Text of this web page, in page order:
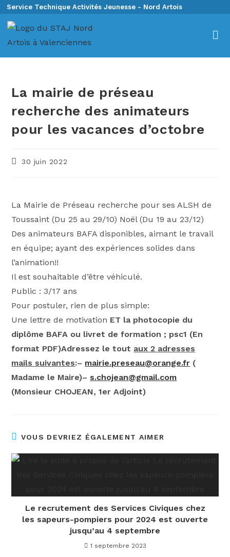
Service Technique Activités Jeunesse - Nord Artois
La mairie de préseau
recherche des animateurs
pour les vacances d’octobre
30 juin 2022
La Mairie de Préseau recherche pour ses ALSH de
Toussaint (Du 25 au 29/10) Noël (Du 19 au 23/12)
Des animateurs BAFA disponibles, aimant le travail
en équipe; ayant des expériences solides dans
l’animation!!
Il est souhaitable d’être véhiculé.
Public : 3/17 ans
Pour postuler, rien de plus simple:
Une lettre de motivation ET la photocopie du
diplôme BAFA ou livret de formation ; psc1 (En
format PDF)Adressez le tout aux 2 adresses
mails suivantes:– mairie.preseau@orange.fr (
Madame le Maire)– s.chojean@gmail.com
(Monsieur CHOJEAN, 1er Adjoint)
VOUS DEVRIEZ ÉGALEMENT AIMER
Le recrutement des Services Civiques chez
les sapeurs-pompiers pour 2024 est ouverte
jusqu’au 4 septembre
1 septembre 2023